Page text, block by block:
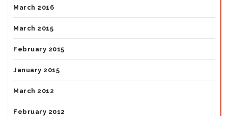
March 2016
March 2015
February 2015
January 2015
March 2012
February 2012